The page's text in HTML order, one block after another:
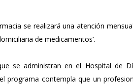
se realizará una atención
de medicamentos’.
se administran en el Hospital de
programa contempla que un